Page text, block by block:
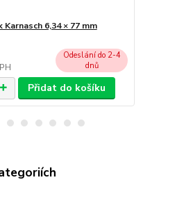
6,34 × 77 mm
Odeslání do 2-4
dnů
Přidat do košíku